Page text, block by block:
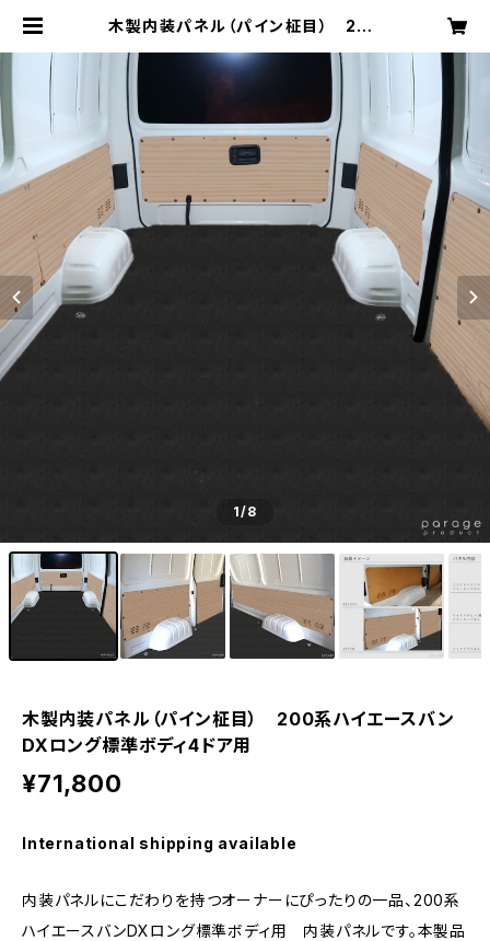
木製内装パネル（パイン柾目） 200
ィ4ドア用 | parage product
1/8
木製内装パネル（パイン柾目） 200系ハイエースバン
DXロング標準ボディ4ドア用
¥71,800
International shipping available
内装パネルにこだわりを持つオーナーにぴったりの一品、200系
ハイエースバンDXロング標準ボディ用 内装パネルです。本製品